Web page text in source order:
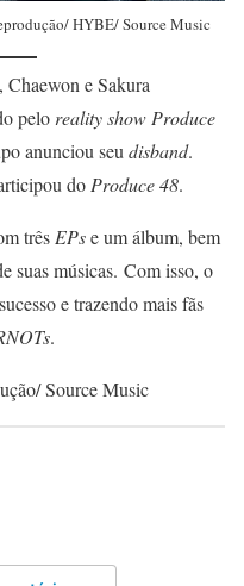
HYBE/ Source Music
e Sakura
pelo reality show Produce
anunciou seu disband.
do Produce 48.
três EPse um álbum, bem
suas músicas. Com isso, o
e trazendo mais fãs
.
Source Music